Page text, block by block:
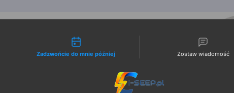
Możliwości kontaktu
Zadzwońcie do mnie później Zostaw wiadomość